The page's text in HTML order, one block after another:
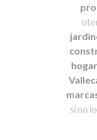
hogar
si no